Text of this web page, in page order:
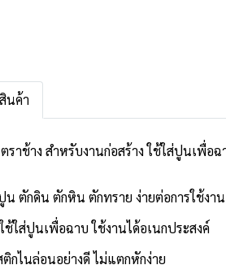
นค้า
ราช้าง สำหรับงานก่อสร้าง ใช้ใส่ปูนเพื่อ
น ตักดิน ตักหิน ตักทราย ง่ายต่อการใช้งาน
ช้ใส่ปูนเพื่อฉาบ ใช้งานได้อเนกประสงค์
กไนล่อนอย่างดี ไม่แตกหักง่าย